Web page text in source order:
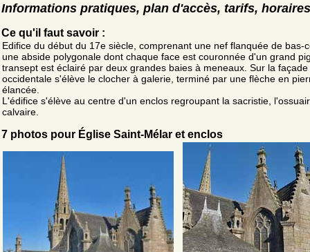
Informations pratiques, plan d'accès, tarifs, horaires
Ce qu'il faut savoir :
Edifice du début du 17e siècle, comprenant une nef flanquée de bas-
une abside polygonale dont chaque face est couronnée d'un grand
transept est éclairé par deux grandes baies à meneaux. Sur la façade
occidentale s'élève le clocher à galerie, terminé par une flèche en
élancée.
L'édifice s'élève au centre d'un enclos regroupant la sacristie,
calvaire.
7 photos pour Église Saint-Mélar et enclos